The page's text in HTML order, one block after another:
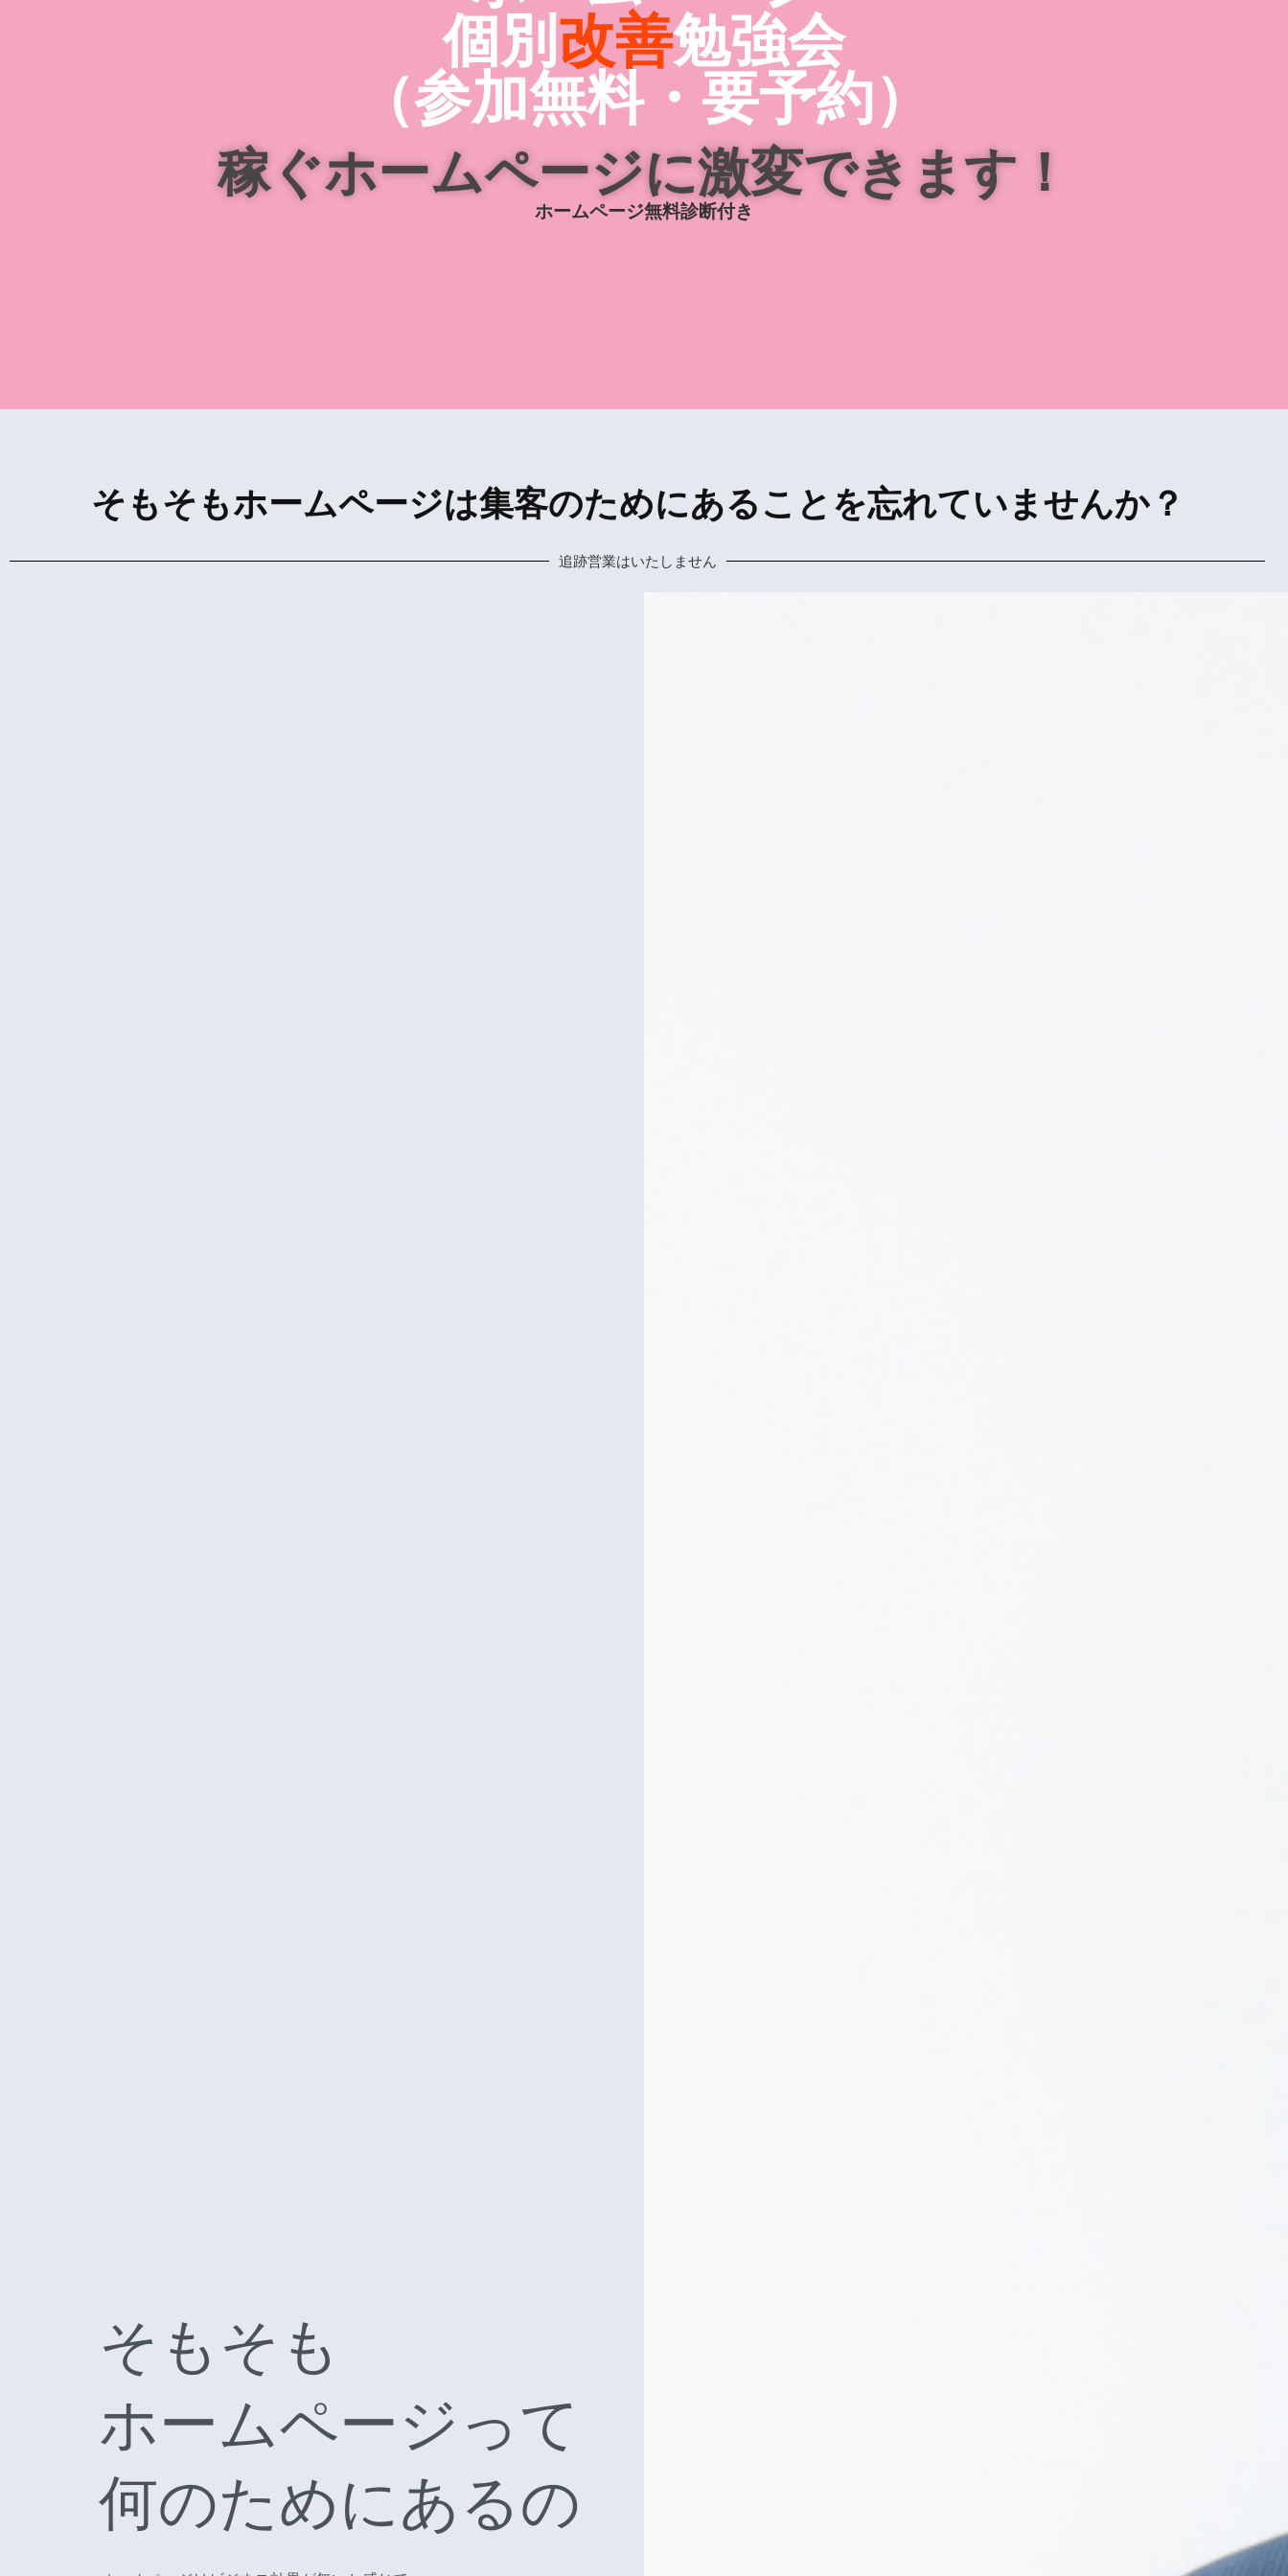
個別改善勉強会
（参加無料・要予約）
稼ぐホームページに激変できます！
ホームページ無料診断付き
そもそもホームページは集客のためにあることを忘れていませんか？
追跡営業はいたしません
そもそも
ホームページって
何のためにあるの